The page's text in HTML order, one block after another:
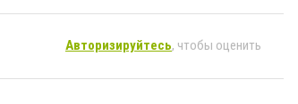
Авторизируйтесь, чтобы оценить